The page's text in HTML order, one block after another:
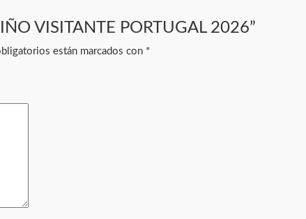
VISITANTE PORTUGAL 2026”
están marcados con *